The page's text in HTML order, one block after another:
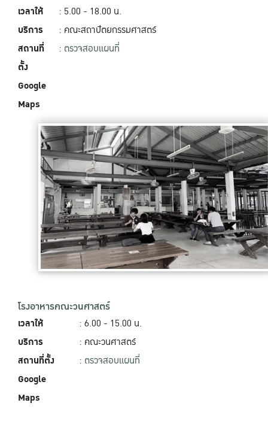
เวลาให้
บริการ
สถานที่
ตั้ง
Google
Maps
: 5.00 - 18.00‬ น.
: คณะสถาปัตยกรรมศาสตร์
: ตรวจสอบแผนที่
โรงอาหารคณะวนศาสตร์
เวลาให้
บริการ
สถานที่ตั้ง
Google
Maps
: 6.00 - 15.00‬ น.
: คณะวนศาสตร์
: ตรวจสอบแผนที่